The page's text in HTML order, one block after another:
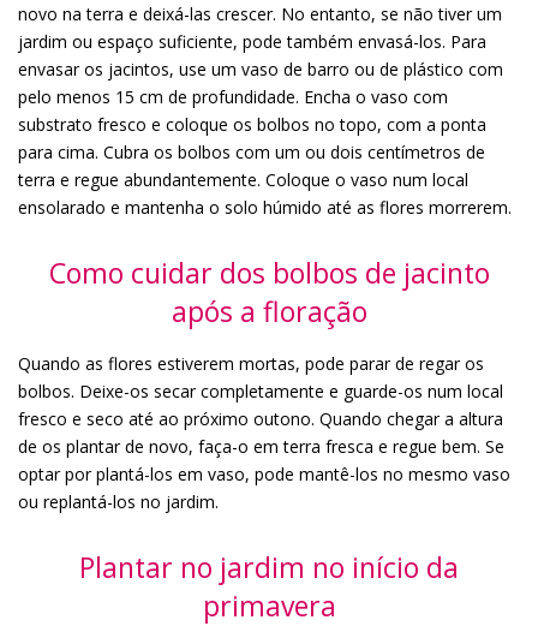
novo na terra e deixá-las crescer. No entanto, se não tiver um
jardim ou espaço suficiente, pode também envasá-los. Para
envasar os jacintos, use um vaso de barro ou de plástico com
pelo menos 15 cm de profundidade. Encha o vaso com
substrato fresco e coloque os bolbos no topo, com a ponta
para cima. Cubra os bolbos com um ou dois centímetros de
terra e regue abundantemente. Coloque o vaso num local
ensolarado e mantenha o solo húmido até as flores morrerem.
Como cuidar dos bolbos de jacinto
após a floração
Quando as flores estiverem mortas, pode parar de regar os
bolbos. Deixe-os secar completamente e guarde-os num local
fresco e seco até ao próximo outono. Quando chegar a altura
de os plantar de novo, faça-o em terra fresca e regue bem. Se
optar por plantá-los em vaso, pode mantê-los no mesmo vaso
ou replantá-los no jardim.
Plantar no jardim no início da
primavera